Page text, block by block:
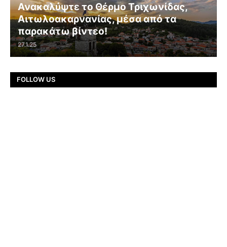
Ανακαλύψτε το Θέρμο Τριχωνίδας,
Αιτωλοακαρνανίας, μέσα από τα
παρακάτω βίντεο!
27.1.25
FOLLOW US